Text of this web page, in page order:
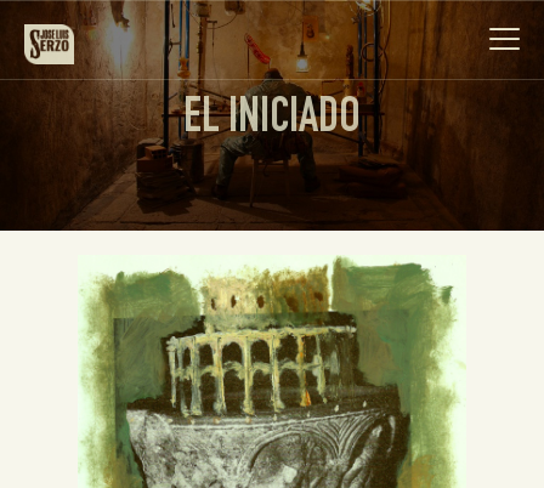
Obra
Biografía
Noticias
Contacto
EL INICIADO